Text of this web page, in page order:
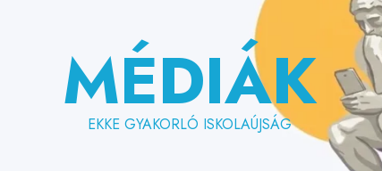
MÉDIÁK
EKKE GYAKORLÓ ISKOLAÚJSÁG